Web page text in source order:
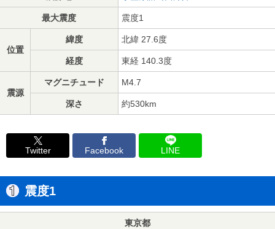
最大震度 震度1
位置
緯度 北緯 27.6度
経度 東経 140.3度
震源
マグニチュード M4.7
深さ 約530km
Twitter Facebook LINE
震度1
東京都